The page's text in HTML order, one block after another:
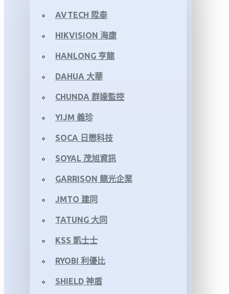
AVTECH 陞泰
HIKVISION 海康
HANLONG 亨龍
DAHUA 大華
CHUNDA 群達監控
YIJM 義珍
SOCA 日懋科技
SOYAL 茂旭資訊
GARRISON 龍光企業
JMTO 建同
TATUNG 大同
KSS 凱士士
RYOBI 利優比
SHIELD 神盾